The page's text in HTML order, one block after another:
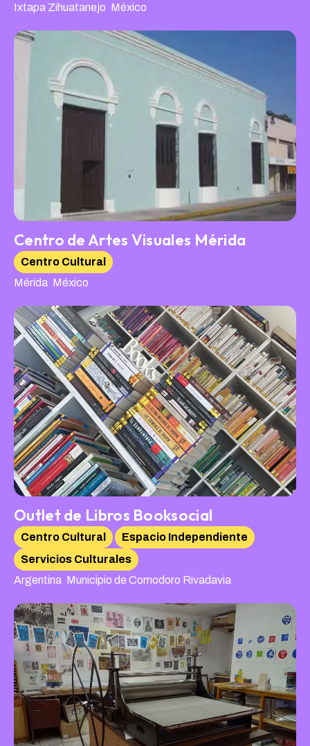
Ixtapa Zihuatanejo México
Centro de Artes Visuales Mérida
Centro Cultural
Mérida México
Outlet de Libros Booksocial
Centro Cultural
Espacio Independiente
Servicios Culturales
Argentina Municipio de Comodoro Rivadavia